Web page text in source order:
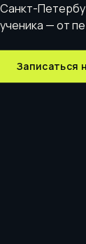
Санкт-
ученика — от
Записаться